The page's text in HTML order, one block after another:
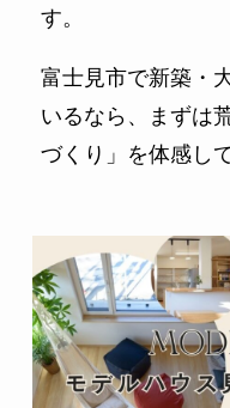
す。
富士見市で新築・
いるなら、まずは
づくり」を体感し